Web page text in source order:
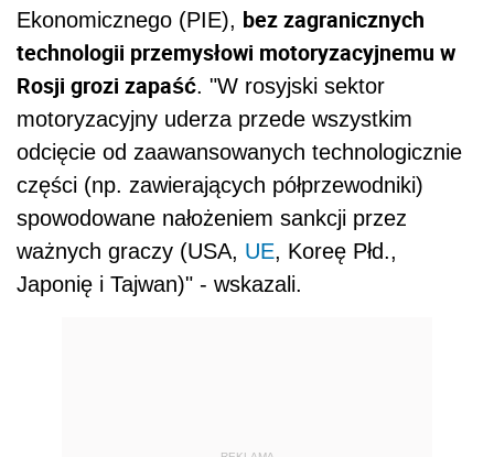
Ekonomicznego (PIE), bez zagranicznych
technologii przemysłowi motoryzacyjnemu w
Rosji grozi zapaść. "W rosyjski sektor
motoryzacyjny uderza przede wszystkim
odcięcie od zaawansowanych technologicznie
części (np. zawierających półprzewodniki)
spowodowane nałożeniem sankcji przez
ważnych graczy (USA, UE, Koreę Płd.,
Japonię i Tajwan)" - wskazali.